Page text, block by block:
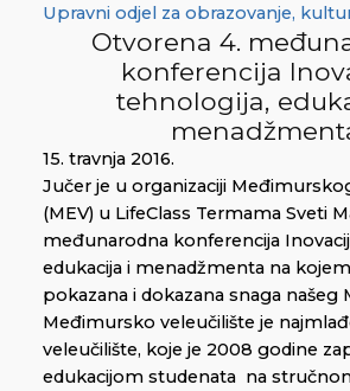
Upravni odjel za obrazovanje,
Otvorena 4.
konferencija
tehnologija,
15. travnja 2016.
Jučer je u organizaciji
(MEV) u LifeClass Termama Sveti
međunarodna konferencija
edukacija i menadžmenta na
pokazana i dokazana snaga našeg
Međimursko veleučilište je
veleučilište, koje je 2008 godine
edukacijom studenata na